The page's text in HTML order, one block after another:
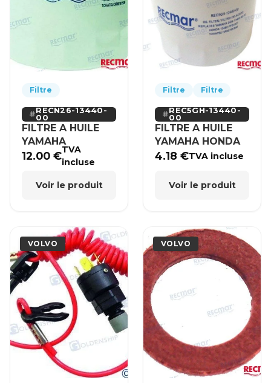
Filtre
RECN26-13440-
00
FILTRE A HUILE
YAMAHA
12.00€TVA
incluse
Voir le produit
Filtre Filtre
REC5GH-13440-
00
FILTRE A HUILE
YAMAHA HONDA
4.18€TVA incluse
Voir le produit
VOLVO VOLVO